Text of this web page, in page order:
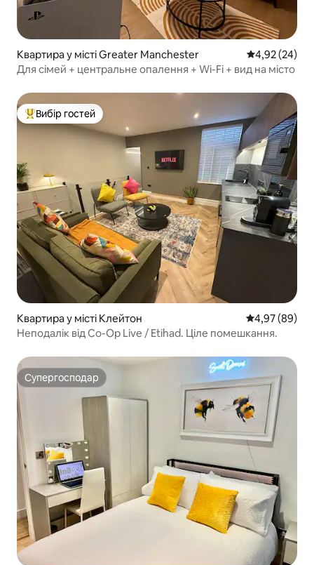
Квартира у місті Greater Manchester Середня
4,92 (24)
Для сімей + центральне опалення + Wi-Fi + вид на місто
Топ вибір гостей
Вибір гостей
Квартира у місті Клейтон Середня
4,97 (89)
Неподалік від Co-Op Live / Etihad. Ціле помешкання.
Супергосподар
Супергосподар